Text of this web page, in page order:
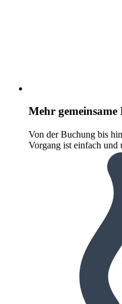
Mehr gemeinsame
Von der Buchung bis
Vorgang ist einfach und